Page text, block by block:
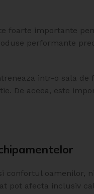
Clapeta circulara
In stock
foarte importante
performante
intr-o sala
De aceea, este
confortul oamenilor,
pot afecta inclusiv